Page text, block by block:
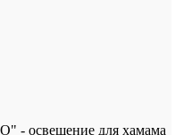
- освещение для хамама